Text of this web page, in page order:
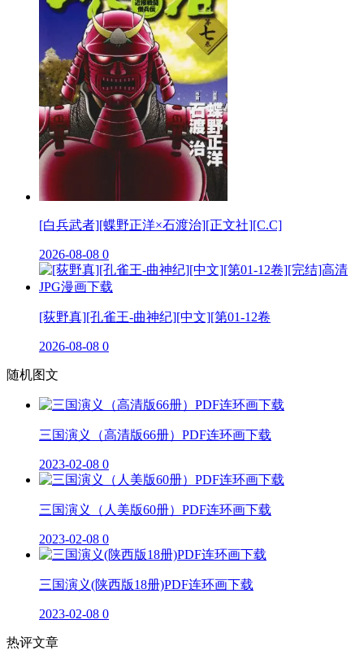
[白兵武者][蝶野正洋×石渡治][正文社][C.C]
2026-08-08 0
[荻野真][孔雀王-曲神纪][中文][第01-12卷
2026-08-08 0
随机图文
三国演义（高清版66册）PDF连环画下载
2023-02-08 0
三国演义（人美版60册）PDF连环画下载
2023-02-08 0
三国演义(陕西版18册)PDF连环画下载
2023-02-08 0
热评文章